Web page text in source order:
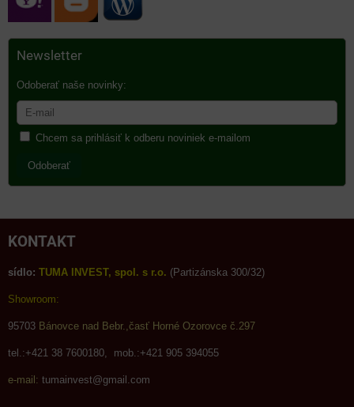
Newsletter
Odoberať naše novinky:
Chcem sa prihlásiť k odberu noviniek e-mailom
Odoberať
KONTAKT
sídlo: TUMA INVEST, spol. s r.o. (Partizánska 300/32)
Showroom:
95703 Bánovce nad Bebr.,časť Horné Ozorovce č.297
tel.:+421 38 7600180, mob.:+421 905 394055
e-mail: tumainvest@gmail.com